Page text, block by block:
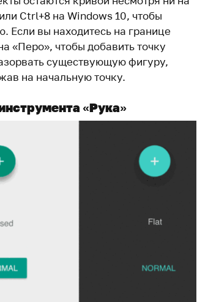
Ctrl+8 на Windows 10, чтобы
Если вы находитесь на границе
«Перо», чтобы добавить точку
существующую фигуру,
на начальную точку.
«Рука»